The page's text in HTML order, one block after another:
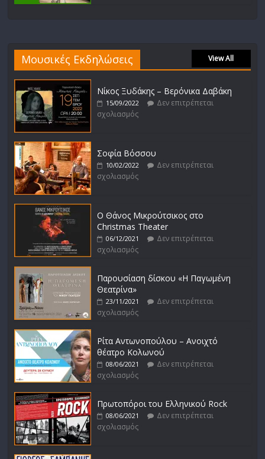
Μουσικές Εκδηλώσεις View All
Νίκος Ξυδάκης – Βερόνικα Δαβάκη
15/09/2022
Δεν επιτρέπεται
σχολιασμός
Σοφία Βόσσου
10/02/2022
Δεν επιτρέπεται
σχολιασμός
Ο Θάνος Μικρούτσικος στο
Christmas Theater
06/12/2021
Δεν επιτρέπεται
σχολιασμός
Παρουσίαση δίσκου «Η Παγωμένη
Θεατρίνα»
23/11/2021
Δεν επιτρέπεται
σχολιασμός
Ρίτα Αντωνοπούλου – Ανοιχτό
θέατρο Κολωνού
08/06/2021
Δεν επιτρέπεται
σχολιασμός
Πρωτοπόροι του Ελληνικού Rock
08/06/2021
Δεν επιτρέπεται
σχολιασμός